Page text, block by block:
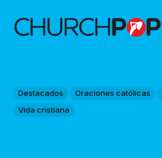
Destacados Oraciones católicas
Vida cristiana